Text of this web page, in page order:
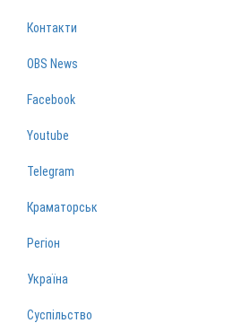
Контакти
OBS News
Facebook
Youtube
Telegram
Краматорськ
Регіон
Україна
Суспільство